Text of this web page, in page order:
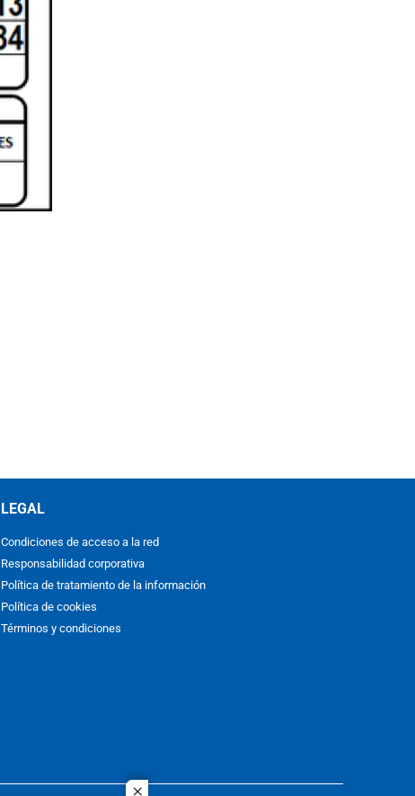
LEGAL
Condiciones de acceso a la red
Responsabilidad corporativa
Política de tratamiento de la información
Política de cookies
Términos y condiciones